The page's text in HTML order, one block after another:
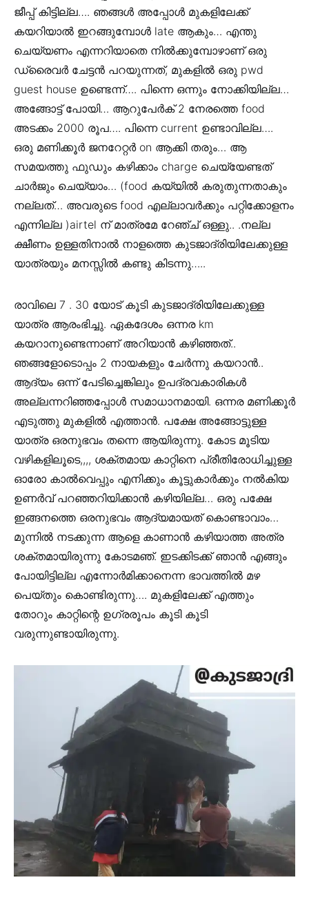
ജീപ്പ് കിട്ടില്ല…. ഞങ്ങൾ അപ്പോൾ മുകളിലേക്ക്
കയറിയാൽ ഇറങ്ങുമ്പോൾ late ആകും… എന്തു
ചെയ്യണം എന്നറിയാതെ നിൽക്കുമ്പോഴാണ് ഒരു
ഡ്രൈവർ ചേട്ടൻ പറയുന്നത്, മുകളിൽ ഒരു pwd
guest house ഉണ്ടെന്ന്…. പിന്നെ ഒന്നും നോക്കിയില്ല…
അങ്ങോട്ട്‌ പോയി… ആറുപേർക് 2 നേരത്തെ food
അടക്കം 2000 രൂപ…. പിന്നെ current ഉണ്ടാവില്ല….
ഒരു മണിക്കൂർ ജനറേറ്റർ on ആക്കി തരും… ആ
സമയത്തു ഫുഡും കഴിക്കാം charge ചെയ്യേണ്ടത്
ചാർജും ചെയ്യാം… (food കയ്യിൽ കരുതുന്നതാകും
നല്ലത്… അവരുടെ food എല്ലാവർക്കും പറ്റിക്കോളനം
എന്നില്ല )airtel ന് മാത്രമേ റേഞ്ച് ഒള്ളു.. .നല്ല
ക്ഷീണം ഉള്ളതിനാൽ നാളത്തെ കുടജാദ്രിയിലേക്കുള്ള
യാത്രയും മനസ്സിൽ കണ്ടു കിടന്നു…..
രാവിലെ 7 . 30 യോട് കൂടി കുടജാദ്രിയിലേക്കുള്ള
യാത്ര ആരംഭിച്ചു. ഏകദേശം ഒന്നര km
കയറാനുണ്ടെന്നാണ് അറിയാൻ കഴിഞ്ഞത്..
ഞങ്ങളോടൊപ്പം 2 നായകളും ചേർന്നു കയറാൻ..
ആദ്യം ഒന്ന് പേടിച്ചെങ്കിലും ഉപദ്രവകാരികൾ
അല്ലന്നറിഞ്ഞപ്പോൾ സമാധാനമായി. ഒന്നര മണിക്കൂർ
എടുത്തു മുകളിൽ എത്താൻ. പക്ഷേ അങ്ങോട്ടുള്ള
യാത്ര ഒരനുഭവം തന്നെ ആയിരുന്നു. കോട മൂടിയ
വഴികളിലൂടെ,,,, ശക്തമായ കാറ്റിനെ പ്രീതിരോധിച്ചുള്ള
ഓരോ കാൽവെപ്പും എനിക്കും കൂട്ടുകാർക്കും നൽകിയ
ഉണർവ് പറഞ്ഞറിയിക്കാൻ കഴിയില്ല… ഒരു പക്ഷേ
ഇങ്ങനത്തെ ഒരനുഭവം ആദ്യമായത് കൊണ്ടാവാം…
മുന്നിൽ നടക്കുന്ന ആളെ കാണാൻ കഴിയാത്ത അത്ര
ശക്തമായിരുന്നു കോടമഞ്. ഇടക്കിടക്ക് ഞാൻ എങ്ങും
പോയിട്ടില്ല എന്നോർമിക്കാനെന്ന ഭാവത്തിൽ മഴ
പെയ്തും കൊണ്ടിരുന്നു…. മുകളിലേക്ക് എത്തും
തോറും കാറ്റിന്റെ ഉഗ്രരൂപം കൂടി കൂടി
വരുന്നുണ്ടായിരുന്നു.